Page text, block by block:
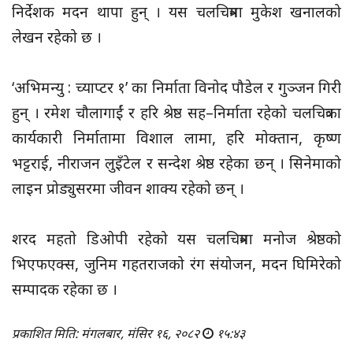
निर्देशक मदन थापा हुन् । यस चलचित्रमा मुकेश खनालको
लेखन रहेको छ ।
‘अभिमन्यु : च्याप्टर १’ का निर्माता विनोद पौडेल र गुञ्जन गिरी
हुन् । रमेश चौलागाईं र हरि श्रेष्ठ सह–निर्माता रहेको चलचित्रका
कार्यकारी निर्मातामा विशाल लामा, हरि मोक्तान, कृष्ण
भट्टराई, नीराजन लुइँटेल र सन्देश श्रेष्ठ रहेका छन् । सिनेमाको
लाइन प्रोड्युसरमा जीवन शाक्य रहेको छन् ।
शरद महतो डिओपी रहेको यस चलचित्रमा मनोज श्रेष्ठको
भिएफएक्स, जुनिम गहतराजको रंग संयोजन, मदन घिमिरेको
सम्पादक रहेका छ ।
प्रकाशित मिति: मंगलबार, मंसिर १६, २०८२ १५:४३